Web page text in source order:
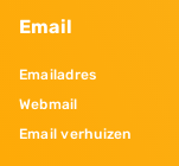
Email
Emailadres
Webmail
Email verhuizen